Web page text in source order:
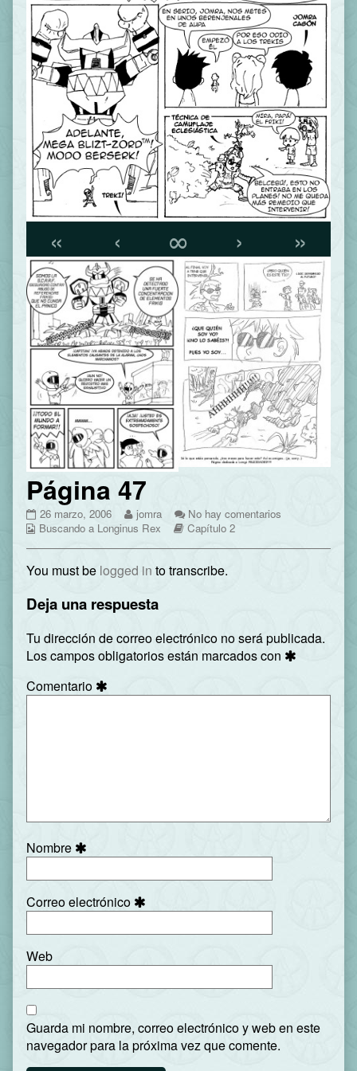
« ‹ ∞ ›
»
Webcomic
Footer
Página 47
Página
47
26 marzo, 2006
Read
more
the
of
Página
jomra No hay comentarios
Webcomic
Buscando a Longinus Rex
Webcomic
Capítulo 2
You must be logged in to transcribe.
Deja una respuesta
Tu dirección de correo electrónico no será publicada.
Los campos obligatorios están marcados con
Comentario
Nombre
Correo electrónico
Web
Guarda mi nombre, correo electrónico y web en este
navegador para la próxima vez que comente.